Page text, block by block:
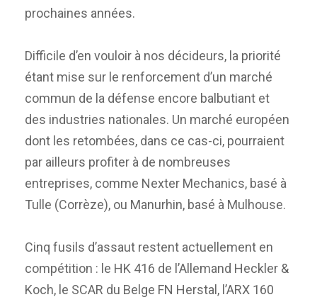
prochaines années.
Difficile d’en vouloir à nos décideurs, la priorité
étant mise sur le renforcement d’un marché
commun de la défense encore balbutiant et
des industries nationales. Un marché européen
dont les retombées, dans ce cas-ci, pourraient
par ailleurs profiter à de nombreuses
entreprises, comme Nexter Mechanics, basé à
Tulle (Corrèze), ou Manurhin, basé à Mulhouse.
Cinq fusils d’assaut restent actuellement en
compétition : le HK 416 de l’Allemand Heckler &
Koch, le SCAR du Belge FN Herstal, l’ARX 160